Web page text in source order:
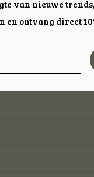
van nieuwe
en ontvang direct